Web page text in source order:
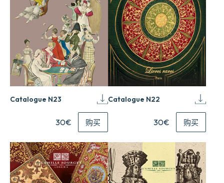
Catalogue N23
30€ 购买
Catalogue N22
30€ 购买